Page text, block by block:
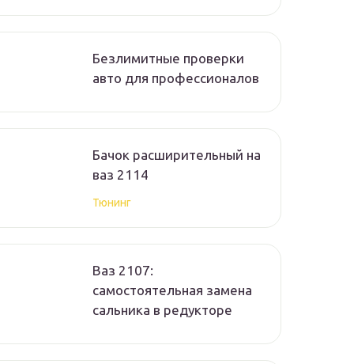
Безлимитные проверки
авто для профессионалов
Бачок расширительный на
ваз 2114
Тюнинг
Ваз 2107:
самостоятельная замена
сальника в редукторе